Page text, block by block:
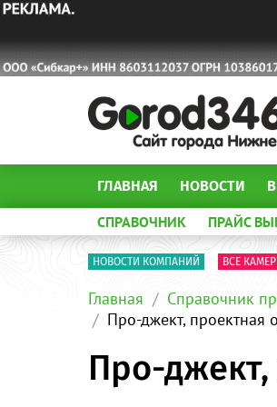
ГЛАВНАЯ НОВОСТИ
СПРАВОЧНИК ПРАЙС
НОВОСТИ КОМПАНИЙ ВСЕ
Главная Справочник
Про-джект, проектная
Про-